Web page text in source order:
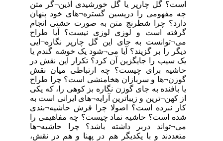
است؟ گل چارپر یا گل خورشیدی آذین¬گر متن
چه مفهومی را درپسین گستره¬های خود پنهان
دارد؟ چرا شطرنج متن به صورت خشتی انجام
گرفته است و لوزی لوزی نیست؟ آیا طراح
می¬توانست به جای این گل چارپر نگاره¬ایی
‏دیگر را بر گزیند؟ آیا می¬شود یک خوشه گندم یا
یک سیب را جایگزین آن کرد؟ تکرار این ‏نقش در
حاشیه برای چیست؟ چه ارتباطی میان نقش
گوزن¬ها و سربازان هخامنشی است؟ چرا طراح
یا بافنده به جای گوزن نگاره بز کوهی را، که یکی
از کهن¬ترین و زیباترین آرایه¬های ایرانی است به
کار نبرده است؟ اصولا چرا فرش حاشیه¬بندی
شده است؟ حاشیه نماد چیست؟ چه مفاهیمی را
می¬تواند دربر داشته باشد؟ چرا حاشیه¬ها
متعددند و با یکدیگر هم در پهنا و هم در نقش،